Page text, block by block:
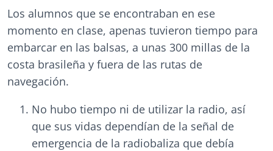
Los alumnos que se encontraban en ese
momento en clase, apenas tuvieron tiempo para
embarcar en las balsas, a unas 300 millas de la
costa brasileña y fuera de las rutas de
navegación.
No hubo tiempo ni de utilizar la radio, así
que sus vidas dependían de la señal de
emergencia de la radiobaliza que debía